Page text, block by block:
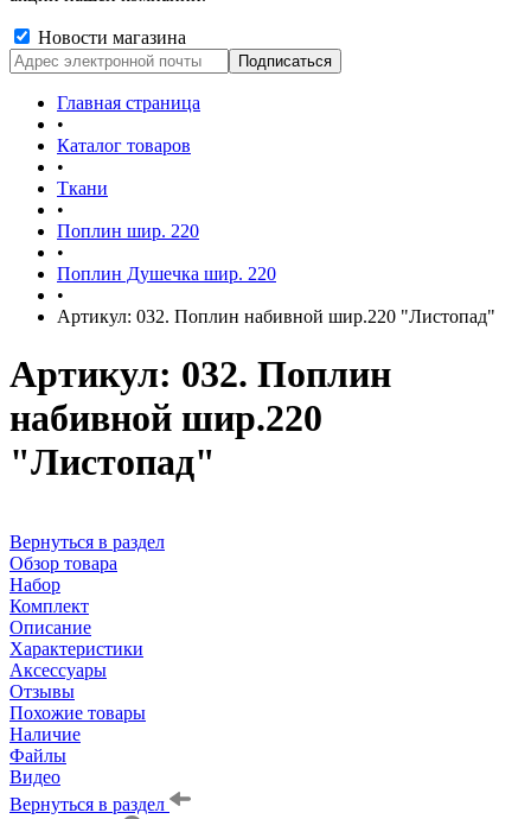
Новости магазина
Главная страница
•
Каталог товаров
•
Ткани
•
Поплин шир. 220
•
Поплин Душечка шир. 220
•
Артикул: 032. Поплин набивной шир.220 "Листопад"
Артикул: 032. Поплин
набивной шир.220
"Листопад"
Вернуться в раздел
Обзор товара
Набор
Комплект
Описание
Характеристики
Аксессуары
Отзывы
Похожие товары
Наличие
Файлы
Видео
Вернуться в раздел